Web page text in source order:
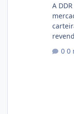
A
0